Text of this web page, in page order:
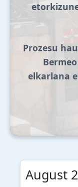
Prozesu
elkarlana
August